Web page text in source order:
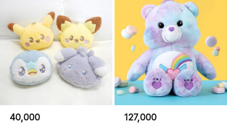
40,000 127,000